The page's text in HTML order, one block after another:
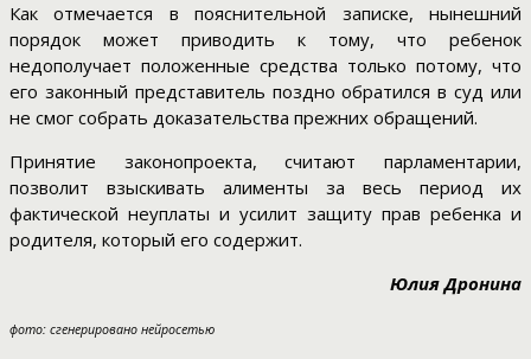
Как отмечается в пояснительной записке, нынешний
порядок может приводить к тому, что ребенок
недополучает положенные средства только потому, что
его законный представитель поздно обратился в суд или
не смог собрать доказательства прежних обращений.
Принятие законопроекта, считают парламентарии,
позволит взыскивать алименты за весь период их
фактической неуплаты и усилит защиту прав ребенка и
родителя, который его содержит.
Юлия Дронина
фото: сгенерировано нейросетью